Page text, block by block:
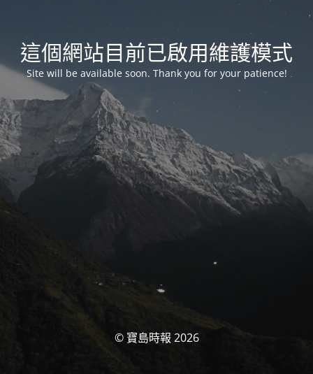
這個網站目前已啟用維護模式
Site will be available soon. Thank you for your patience!
© 寶島時報 2026